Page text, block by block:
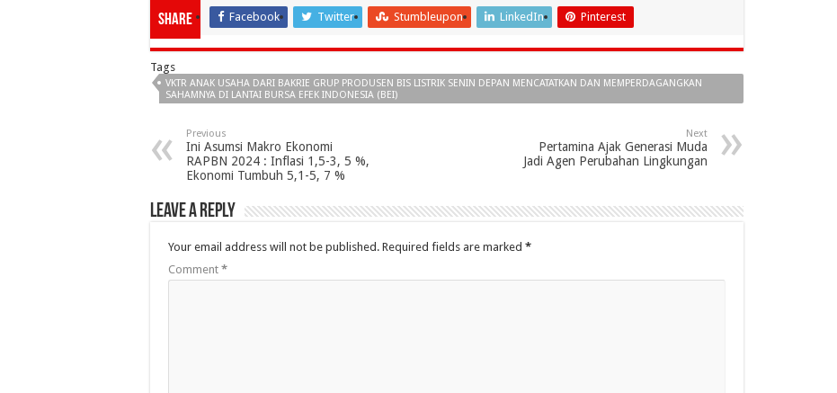
Share Facebook Twitter Stumbleupon LinkedIn Pinterest
Tags
VKTR ANAK USAHA DARI BAKRIE GRUP PRODUSEN BIS LISTRIK SENIN DEPAN MENCATATKAN DAN MEMPERDAGANGKAN
SAHAMNYA DI LANTAI BURSA EFEK INDONESIA (BEI)
Previous
Ini Asumsi Makro Ekonomi
RAPBN 2024 : Inflasi 1,5-3, 5 %,
Ekonomi Tumbuh 5,1-5, 7 %
Next
Pertamina Ajak Generasi Muda
Jadi Agen Perubahan Lingkungan
Leave a Reply
Your email address will not be published. Required fields are marked *
Comment *